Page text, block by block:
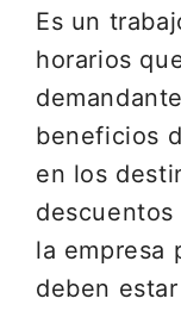
Es un
horarios
beneficios
en los
la empresa
deben